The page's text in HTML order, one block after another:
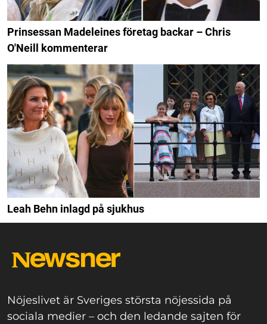
Prinsessan Madeleines företag backar – Chris
O'Neill kommenterar
Leah Behn inlagd på sjukhus
Nöjeslivet är Sveriges största nöjessida på
sociala medier – och den ledande sajten för